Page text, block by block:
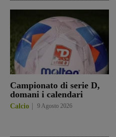
Campionato di serie D,
domani i calendari
Calcio 9 Agosto 2026